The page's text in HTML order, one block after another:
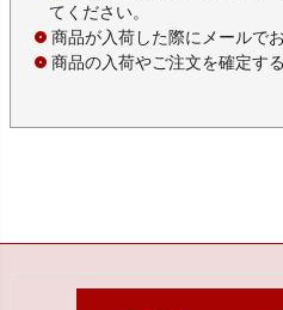
てください。
商品が入荷した際にメールで
商品の入荷やご注文を確定す